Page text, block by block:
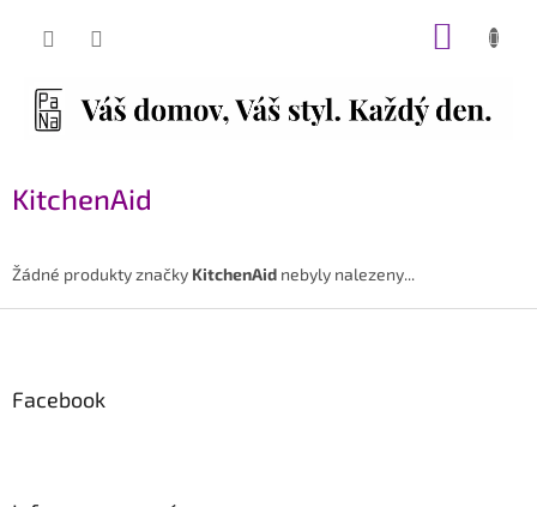
KitchenAid
Žádné produkty značky KitchenAid nebyly nalezeny...
p
aFacebook